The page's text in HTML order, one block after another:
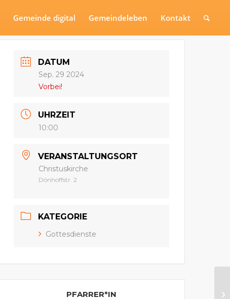
Gemeinde digital Gemeindeleben Kontakt
DATUM
Sep. 29 2024
Vorbei!
UHRZEIT
10:00
VERANSTALTUNGSORT
Christuskirche
Dönhoffstr. 2
KATEGORIE
Gottesdienste
PFARRER*IN